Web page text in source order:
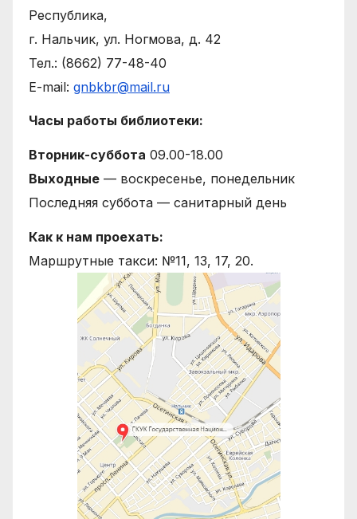
Республика,
г. Нальчик, ул. Ногмова, д. 42
Тел.: (8662) 77-48-40
E-mail: gnbkbr@mail.ru
Часы работы библиотеки:
Вторник-суббота 09.00-18.00
Выходные — воскресенье, понедельник
Последняя суббота — санитарный день
Как к нам проехать:
Маршрутные такси: №11, 13, 17, 20.